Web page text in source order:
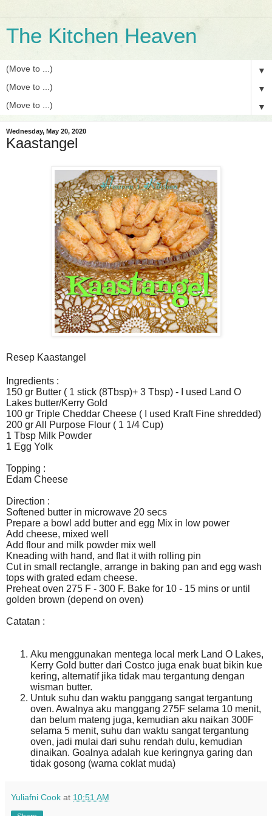
The Kitchen Heaven
▼
▼
▼
Wednesday, May 20, 2020
Kaastangel
Resep Kaastangel
Ingredients :
150 gr Butter ( 1 stick (8Tbsp)+ 3 Tbsp) - I used Land O
Lakes butter/Kerry Gold
100 gr Triple Cheddar Cheese ( I used Kraft Fine shredded)
200 gr All Purpose Flour ( 1 1/4 Cup)
1 Tbsp Milk Powder
1 Egg Yolk
Topping :
Edam Cheese
Direction :
Softened butter in microwave 20 secs
Prepare a bowl add butter and egg Mix in low power
Add cheese, mixed well
Add flour and milk powder mix well
Kneading with hand, and flat it with rolling pin
Cut in small rectangle, arrange in baking pan and egg wash
tops with grated edam cheese.
Preheat oven 275 F - 300 F. Bake for 10 - 15 mins or until
golden brown (depend on oven)
Catatan :
Aku menggunakan mentega local merk Land O Lakes,
Kerry Gold butter dari Costco juga enak buat bikin kue
kering, alternatif jika tidak mau tergantung dengan
wisman butter.
Untuk suhu dan waktu panggang sangat tergantung
oven. Awalnya aku manggang 275F selama 10 menit,
dan belum mateng juga, kemudian aku naikan 300F
selama 5 menit, suhu dan waktu sangat tergantung
oven, jadi mulai dari suhu rendah dulu, kemudian
dinaikan. Goalnya adalah kue keringnya garing dan
tidak gosong (warna coklat muda)
Yuliafni Cook at 10:51 AM